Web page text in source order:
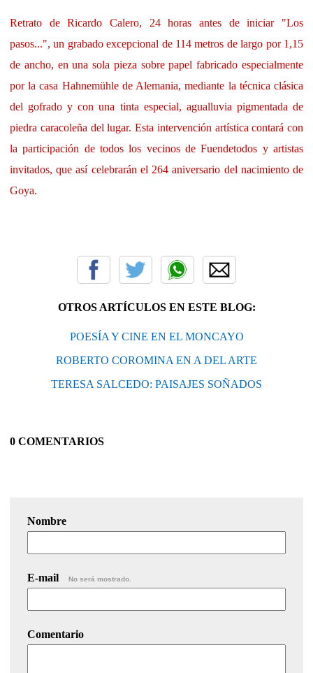
Retrato de Ricardo Calero, 24 horas antes de iniciar "Los
pasos...", un grabado excepcional de 114 metros de largo por 1,15
de ancho, en una sola pieza sobre papel fabricado especialmente
por la casa Hahnemühle de Alemania, mediante la técnica clásica
del gofrado y con una tinta especial, agualluvia pigmentada de
piedra caracoleña del lugar. Esta intervención artística contará con
la participación de todos los vecinos de Fuendetodos y artistas
invitados, que así celebrarán el 264 aniversario del nacimiento de
Goya.
OTROS ARTÍCULOS EN ESTE BLOG:
POESÍA Y CINE EN EL MONCAYO
ROBERTO COROMINA EN A DEL ARTE
TERESA SALCEDO: PAISAJES SOÑADOS
0 COMENTARIOS
Nombre
E-mail No será mostrado.
Comentario